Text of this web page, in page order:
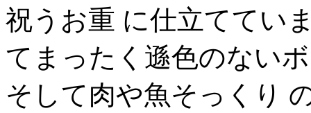
祝うお重 に仕立ててい
てまったく遜色のない
そして肉や魚そっくり